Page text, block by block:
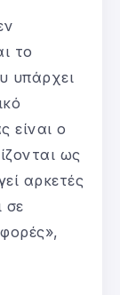
το
υπάρχει
είναι ο
ως
αρκετές
σε